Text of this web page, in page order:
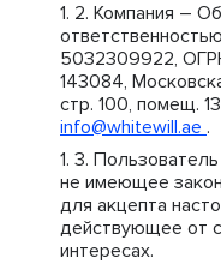
Компания –
5032309922,
143084,
стр. 100, помещ.
info@whitewill.ae .
не имеющее
для акцепта
действующее от
интересах.